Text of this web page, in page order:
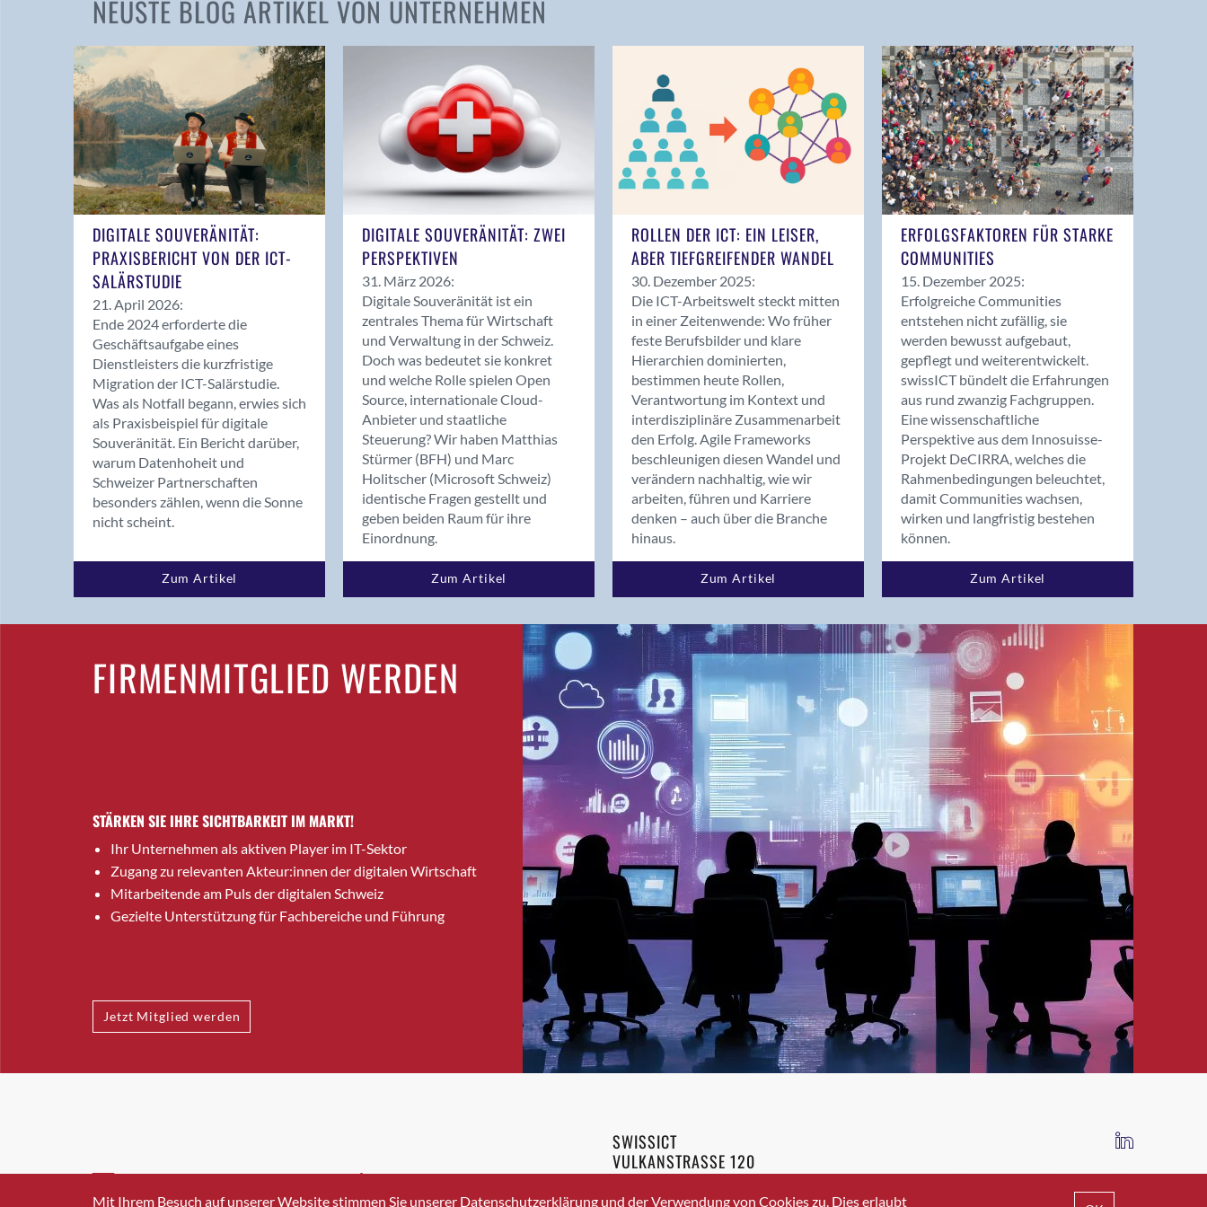
Andelfingen
Balsthal
Balzers
Bassersdorf
Benken (SG)
Bergdietikon
Bern - Liebefeld
Birsfelden
Bolligen
Bonaduz
Bonstetten
Bottighofen
Bremgarten bei Bern
Brig-Glis
Bronschhofen
Brugg
Brugg AG
Burgdorf
Bäretswil
Bülach
Cazis
Crissier
Davos Platz
NEUSTE BLOG ARTIKEL VON UNTERNEHMEN
DIGITALE SOUVERÄNITÄT:
PRAXISBERICHT VON DER ICT-
SALÄRSTUDIE
21. April 2026:
Ende 2024 erforderte die
Geschäftsaufgabe eines
Dienstleisters die kurzfristige
Migration der ICT-Salärstudie.
Was als Notfall begann, erwies sich
als Praxisbeispiel für digitale
Souveränität. Ein Bericht darüber,
warum Datenhoheit und
Schweizer Partnerschaften
besonders zählen, wenn die Sonne
nicht scheint.
Zum Artikel
DIGITALE SOUVERÄNITÄT: ZWEI
PERSPEKTIVEN
31. März 2026:
Digitale Souveränität ist ein
zentrales Thema für Wirtschaft
und Verwaltung in der Schweiz.
Doch was bedeutet sie konkret
und welche Rolle spielen Open
Source, internationale Cloud-
Anbieter und staatliche
Steuerung? Wir haben Matthias
Stürmer (BFH) und Marc
Holitscher (Microsoft Schweiz)
identische Fragen gestellt und
geben beiden Raum für ihre
Einordnung.
Zum Artikel
ROLLEN DER ICT: EIN LEISER,
ABER TIEFGREIFENDER WANDEL
30. Dezember 2025:
Die ICT-Arbeitswelt steckt mitten
in einer Zeitenwende: Wo früher
feste Berufsbilder und klare
Hierarchien dominierten,
bestimmen heute Rollen,
Verantwortung im Kontext und
interdisziplinäre Zusammenarbeit
den Erfolg. Agile Frameworks
beschleunigen diesen Wandel und
verändern nachhaltig, wie wir
arbeiten, führen und Karriere
denken – auch über die Branche
hinaus.
Zum Artikel
ERFOLGSFAKTOREN FÜR STARKE
COMMUNITIES
15. Dezember 2025:
Erfolgreiche Communities
entstehen nicht zufällig, sie
werden bewusst aufgebaut,
gepflegt und weiterentwickelt.
swissICT bündelt die Erfahrungen
aus rund zwanzig Fachgruppen.
Eine wissenschaftliche
Perspektive aus dem Innosuisse-
Projekt DeCIRRA, welches die
Rahmenbedingungen beleuchtet,
damit Communities wachsen,
wirken und langfristig bestehen
können.
Zum Artikel
FIRMENMITGLIED WERDEN
STÄRKEN SIE IHRE SICHTBARKEIT IM MARKT!
Ihr Unternehmen als aktiven Player im IT-Sektor
Zugang zu relevanten Akteur:innen der digitalen Wirtschaft
Mitarbeitende am Puls der digitalen Schweiz
Gezielte Unterstützung für Fachbereiche und Führung
Jetzt Mitglied werden
INFO@SWISSICT.CH +41 43 336 40 20
SWISSICT
VULKANSTRASSE 120
8048 ZURICH
IMPRESSUM DATENSCHUTZ AGB
Mit Ihrem Besuch auf unserer Website stimmen Sie unserer Datenschutzerklärung und der Verwendung von Cookies zu. Dies erlaubt